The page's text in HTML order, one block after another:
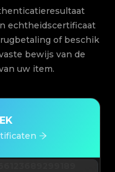
echtheidscertificaat
of beschik
bewijs van de
uw item.